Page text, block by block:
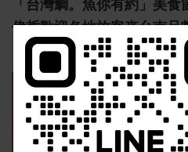
料理
「台灣鯛。魚你有約」美
偉哲歡迎各地旅客來台南品
請加入LINE
中 華 超
Https://